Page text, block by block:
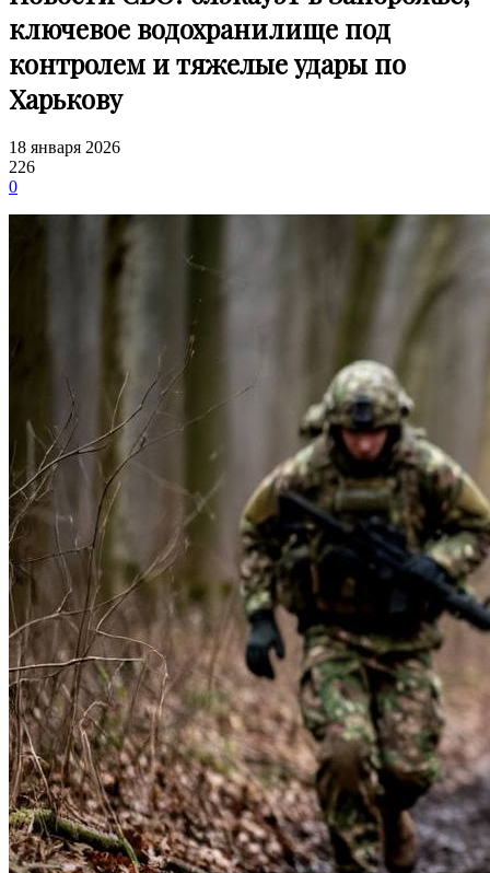
ключевое водохранилище под
контролем и тяжелые удары по
Харькову
18 января 2026
226
0